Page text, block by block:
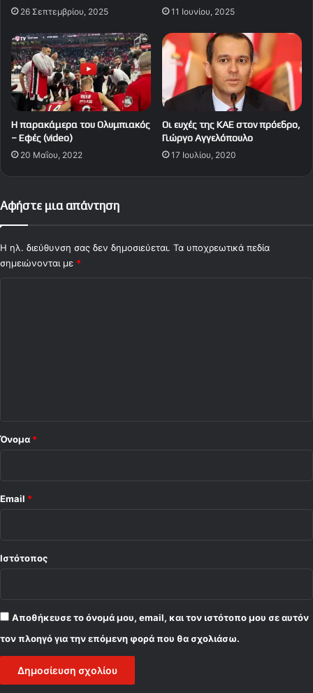
26 Σεπτεμβρίου, 2025 11 Ιουνίου, 2025
Η παρακάμερα του Ολυμπιακός
– Εφές (video)
20 Μαΐου, 2022
Οι ευχές της ΚΑΕ στον πρόεδρο,
Γιώργο Αγγελόπουλο
17 Ιουλίου, 2020
Αφήστε μια απάντηση
Η ηλ. διεύθυνση σας δεν δημοσιεύεται. Τα υποχρεωτικά πεδία
σημειώνονται με *
Όνομα *
Email *
Ιστότοπος
Αποθήκευσε το όνομά μου, email, και τον ιστότοπο μου σε αυτόν
τον πλοηγό για την επόμενη φορά που θα σχολιάσω.